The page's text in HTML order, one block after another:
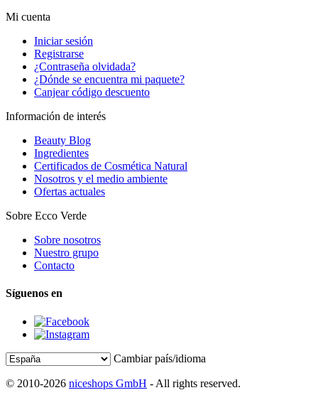
Mi cuenta
Iniciar sesión
Registrarse
¿Contraseña olvidada?
¿Dónde se encuentra mi paquete?
Canjear código descuento
Información de interés
Beauty Blog
Ingredientes
Certificados de Cosmética Natural
Nosotros y el medio ambiente
Ofertas actuales
Sobre Ecco Verde
Sobre nosotros
Nuestro grupo
Contacto
Síguenos en
Cambiar país/idioma
© 2010-2026 niceshops GmbH - All rights reserved.